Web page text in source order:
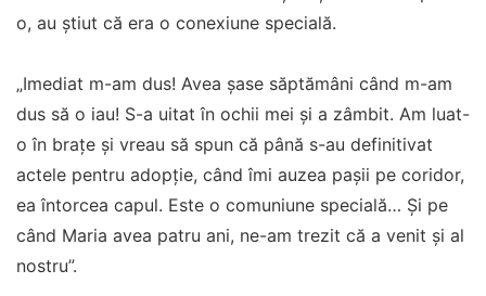
o, au știut că era o conexiune specială.
„Imediat m-am dus! Avea șase săptămâni când m-am
dus să o iau! S-a uitat în ochii mei și a zâmbit. Am luat-
o în brațe și vreau să spun că până s-au definitivat
actele pentru adopție, când îmi auzea pașii pe coridor,
ea întorcea capul. Este o comuniune specială… Și pe
când Maria avea patru ani, ne-am trezit că a venit și al
nostru”.